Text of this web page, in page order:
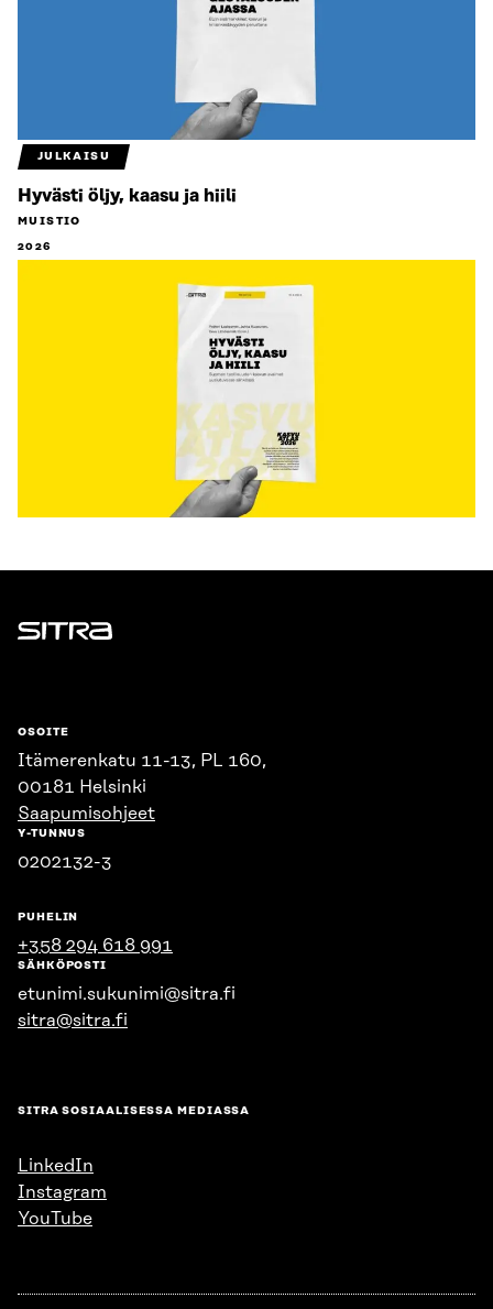
JULKAISU
Hyvästi öljy, kaasu ja hiili
MUISTIO
2026
Sitra
OSOITE
Itämerenkatu 11-13, PL 160,
00181 Helsinki
Saapumisohjeet
Y-TUNNUS
0202132-3
PUHELIN
+358 294 618 991
SÄHKÖPOSTI
etunimi.sukunimi@sitra.fi
sitra@sitra.fi
SITRA SOSIAALISESSA MEDIASSA
LinkedIn
Instagram
YouTube